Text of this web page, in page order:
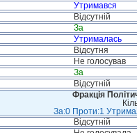
Утримався
Відсутній
За
Утрималась
Відсутня
Не голосував
За
Відсутній
Фракція
За:0 Проти:1
Відсутній